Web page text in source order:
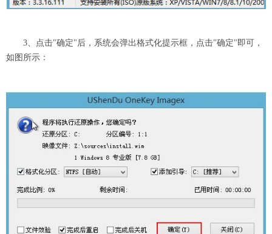
3、点击"确定"后，系统会弹出格式化提示框，点击"确定"即可，
如图所示：